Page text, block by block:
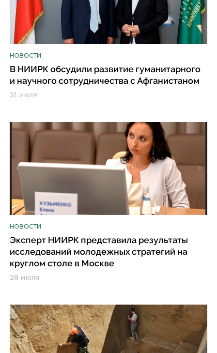
НОВОСТИ
В НИИРК обсудили развитие гуманитарного
и научного сотрудничества с Афганистаном
31 июля
НОВОСТИ
Эксперт НИИРК представила результаты
исследований молодежных стратегий на
круглом столе в Москве
28 июля